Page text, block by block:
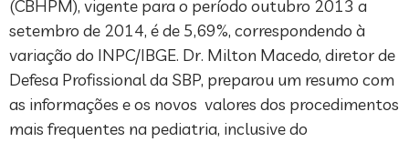
(CBHPM), vigente para o período outubro 2013 a
setembro de 2014, é de 5,69%, correspondendo à
variação do INPC/IBGE. Dr. Milton Macedo, diretor de
Defesa Profissional da SBP, preparou um resumo com
as informações e os novos valores dos procedimentos
mais frequentes na pediatria, inclusive do